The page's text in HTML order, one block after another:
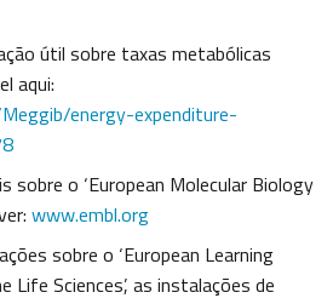
útil sobre taxas metabólicas
aqui:
energy-expenditure-
sobre o ‘European Molecular Biology
www.embl.org
sobre o ‘European Learning
Sciences’, as instalações de